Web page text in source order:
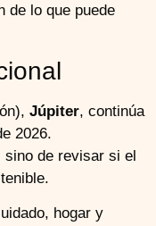
de lo que puede
Júpiter, continúa
2026.
sino de revisar si el
hogar y